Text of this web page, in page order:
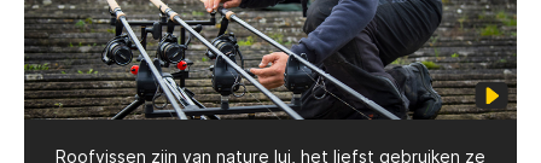
Roofvissen zijn van nature lui, het liefst gebruiken ze